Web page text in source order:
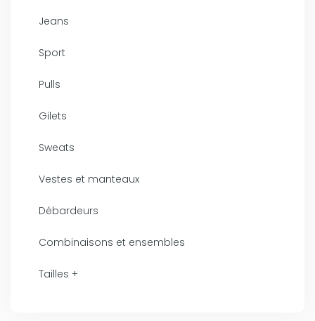
Jeans
Sport
Pulls
Gilets
Sweats
Vestes et manteaux
Débardeurs
Combinaisons et ensembles
Tailles +